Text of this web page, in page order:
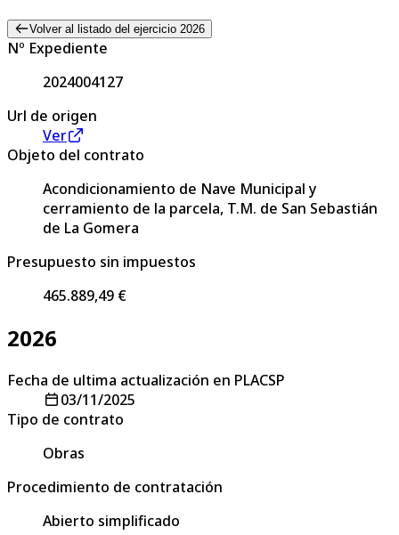
Volver al listado del ejercicio 2026
Nº Expediente
2024004127
Url de origen
Ver
Objeto del contrato
Acondicionamiento de Nave Municipal y
cerramiento de la parcela, T.M. de San Sebastián
de La Gomera
Presupuesto sin impuestos
465.889,49 €
2026
Fecha de ultima actualización en PLACSP
03/11/2025
Tipo de contrato
Obras
Procedimiento de contratación
Abierto simplificado